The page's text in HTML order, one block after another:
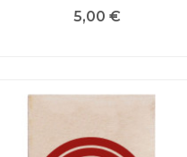
Prix
5,00 €